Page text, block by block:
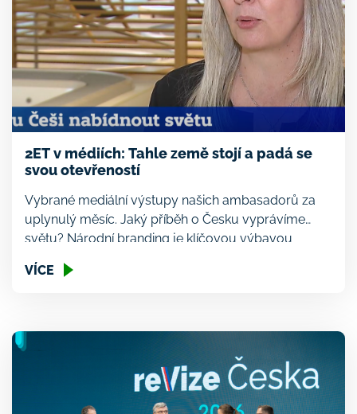
2ET v médiích: Tahle země stojí a padá se
svou otevřeností
Vybrané mediální výstupy našich ambasadorů za
uplynulý měsíc. Jaký příběh o Česku vyprávíme
světu? Národní branding je klíčovou výbavou
zahraničí, říkat nahlas naše ambice, vize i to v čem
našim exportérům, turismu, […]
VÍCE